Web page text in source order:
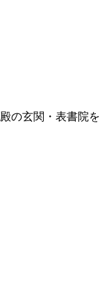
の玄関・表書院を